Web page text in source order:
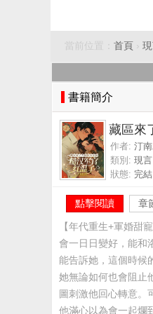
當前位置： 首頁 ›
書籍簡介
藏區來
作者: 汀
類別: 現言
狀態: 完結
點擊閱讀 章
【年代重生+軍婚甜
會一日日變好，能和
能告訴她，這個時候
她無論如何也會阻止
圖刺激他回心轉意。
他滿心以為會一起爛